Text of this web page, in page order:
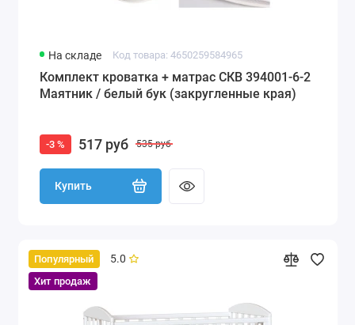
На складе Код товара: 4650259584965
Комплект кроватка + матрас СКВ 394001-6-2
Маятник / белый бук (закругленные края)
-3 % 517 руб 535 руб
Купить
Популярный
Хит продаж
5.0